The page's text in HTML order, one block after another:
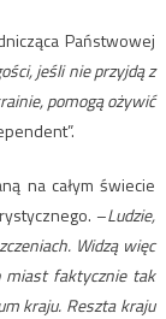
Państwowej
jeśli nie przyjdą z
pomogą ożywić
na całym świecie
–Ludzie,
Widzą więc
miast faktycznie tak
kraju. Reszta kraju